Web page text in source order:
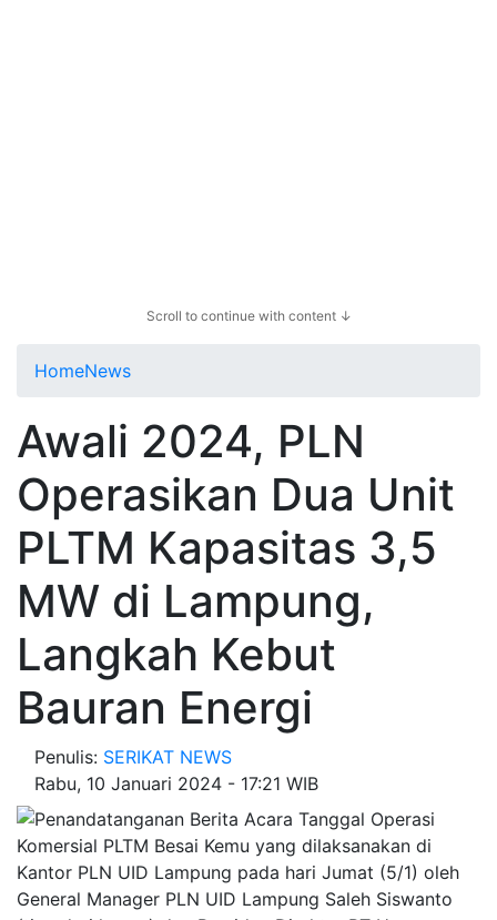
Scroll to continue with content ↓
HomeNews
Awali 2024, PLN
Operasikan Dua Unit
PLTM Kapasitas 3,5
MW di Lampung,
Langkah Kebut
Bauran Energi
Penulis: SERIKAT NEWS
Rabu, 10 Januari 2024 - 17:21 WIB